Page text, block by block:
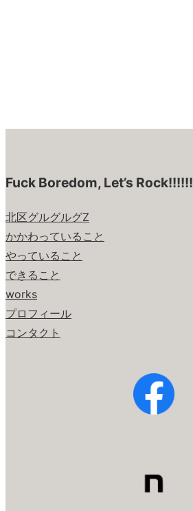
Fuck Boredom, Let’s Rock!!!!!!
北区グルグルグZ
かかわっていること
やっていること
できること
works
プロフィール
コンタクト